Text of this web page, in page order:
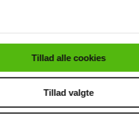
cookiepolitik.
Tillad alle cookies
Tillad valgte